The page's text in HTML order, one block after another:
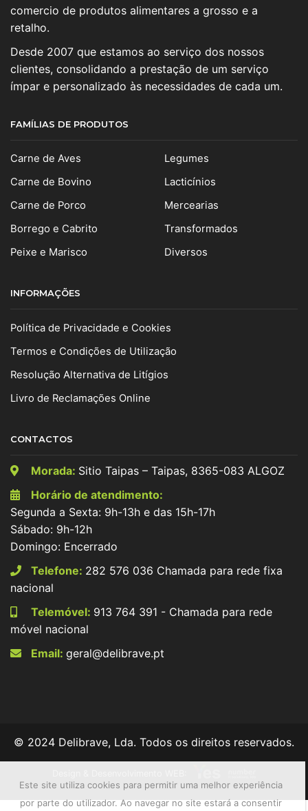
comercio de produtos alimentares a grosso e a
retalho.
Desde 2007 que estamos ao serviço dos nossos
clientes, consolidando a prestação de um serviço
ímpar e personalizado às necessidades de cada um.
FAMÍLIAS DE PRODUTOS
Carne de Aves
Carne de Bovino
Carne de Porco
Borrego e Cabrito
Peixe e Marisco
Legumes
Lacticínios
Mercearias
Transformados
Diversos
INFORMAÇÕES
Política de Privacidade e Cookies
Termos e Condições de Utilização
Resolução Alternativa de Litígios
Livro de Reclamações Online
CONTACTOS
Morada: Sitio Taipas – Taipas, 8365-083 ALGOZ
Horário de atendimento:
Segunda a Sexta: 9h-13h e das 15h-17h
Sábado: 9h-12h
Domingo: Encerrado
Telefone: 282 576 036 Chamada para rede fixa
nacional
Telemóvel: 913 764 391 - Chamada para rede
móvel nacional
Email: geral@delibrave.pt
© 2024 Delibrave, Lda. Todos os direitos reservados.
Este site utiliza cookies para permitir uma melhor experiência
por parte do utilizador. Ao navegar no site estará a consentir